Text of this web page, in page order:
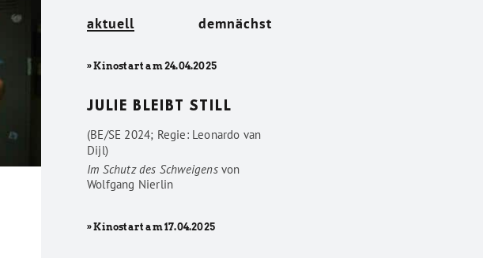
aktuell demnächst
» Kinostart am 24.04.2025
JULIE BLEIBT STILL
(BE/SE 2024; Regie: Leonardo van
Dijl)
Im Schutz des Schweigensvon
Wolfgang Nierlin
» Kinostart am 17.04.2025